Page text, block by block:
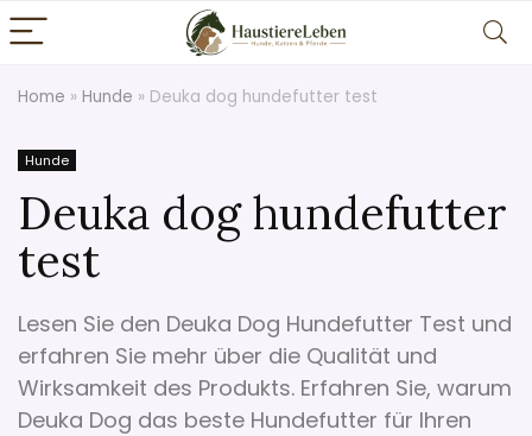
Home » Hunde » Deuka dog hundefutter test
Hunde
Deuka dog hundefutter
test
Lesen Sie den Deuka Dog Hundefutter Test und
erfahren Sie mehr über die Qualität und
Wirksamkeit des Produkts. Erfahren Sie, warum
Deuka Dog das beste Hundefutter für Ihren